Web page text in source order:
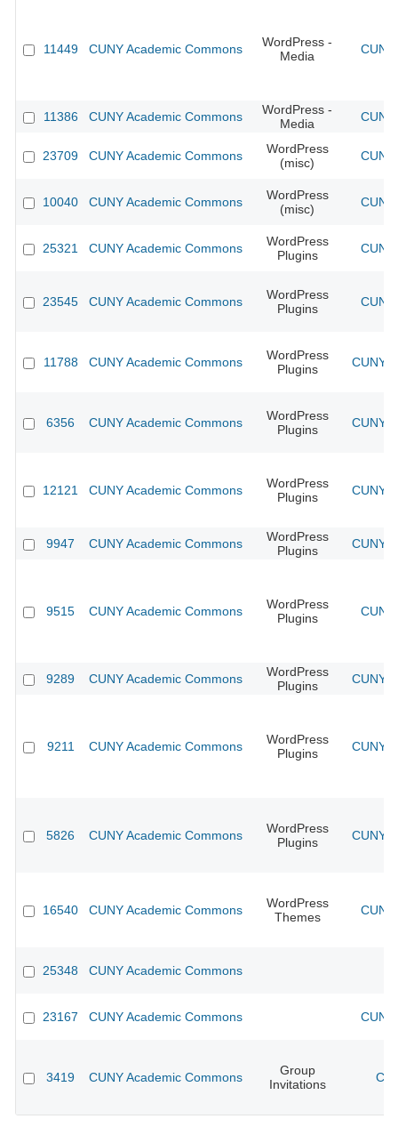
11449 CUNY Academic Commons
WordPress -
Media
11386 CUNY Academic Commons
WordPress -
Media
23709 CUNY Academic Commons
WordPress
(misc)
10040 CUNY Academic Commons
WordPress
(misc)
25321 CUNY Academic Commons
WordPress
Plugins
23545 CUNY Academic Commons
WordPress
Plugins
11788 CUNY Academic Commons
WordPress
Plugins
CUNY
6356 CUNY Academic Commons
WordPress
Plugins
CUNY
12121 CUNY Academic Commons
WordPress
Plugins
CUNY
9947 CUNY Academic Commons
WordPress
Plugins
CUNY
9515 CUNY Academic Commons
WordPress
Plugins
9289 CUNY Academic Commons
WordPress
Plugins
CUNY
9211 CUNY Academic Commons
WordPress
Plugins
CUNY
5826 CUNY Academic Commons
WordPress
Plugins
CUNY
16540 CUNY Academic Commons
WordPress
Themes
25348 CUNY Academic Commons
23167 CUNY Academic Commons
3419 CUNY Academic Commons
Group
Invitations